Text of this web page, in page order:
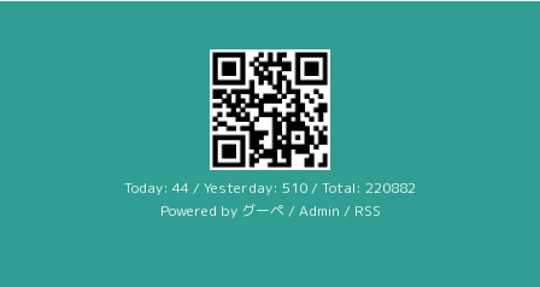
Today: 44/ Yesterday: 510/ Total: 220882
Powered by グーペ / Admin / RSS